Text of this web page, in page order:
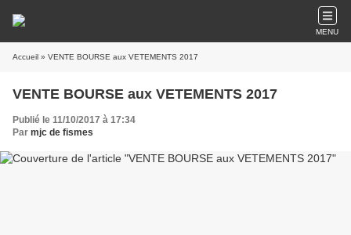
MENU
Accueil » VENTE BOURSE aux VETEMENTS 2017
VENTE BOURSE aux VETEMENTS 2017
Publié le 11/10/2017 à 17:34
Par mjc de fismes